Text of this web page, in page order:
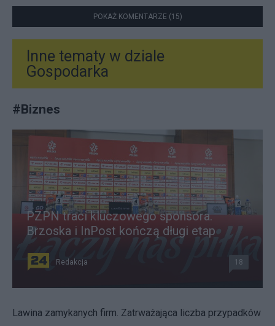
POKAŻ KOMENTARZE (15)
Inne tematy w dziale
Gospodarka
#Biznes
PZPN traci kluczowego sponsora.
Brzoska i InPost kończą długi etap
Redakcja 18
Lawina zamykanych firm. Zatrważająca liczba przypadków